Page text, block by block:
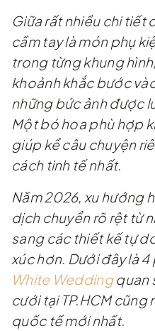
Giữa rất nhiều chi tiết
cầm tay là món phụ
trong từng khung
khoảnh khắc bước
những bức ảnh được
Một bó hoa phù hợp
giúp kể câu chuyện
cách tinh tế nhất.
Năm 2026, xu hướng
dịch chuyển rõ rệt từ
sang các thiết kế tự
xúc hơn. Dưới đây là
White Weddingquan
cưới tại TP.HCM cũng
quốc tế mới nhất.